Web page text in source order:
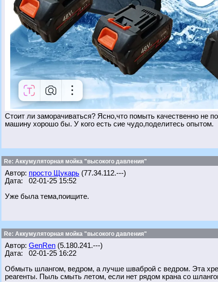
Стоит ли заморачиваться? Ясно,что помыть качественно не
машину хорошо бы. У кого есть сие чудо,поделитесь опытом.
Re: Аккумуляторная мойка "высокого давления"
Автор: просто Щукарь (77.34.112.---)
Дата: 02-01-25 15:52
Уже была тема,поищите.
Re: Аккумуляторная мойка "высокого давления"
Автор: GenRen (5.180.241.---)
Дата: 02-01-25 16:22
Обмыть шлангом, ведром, а лучше шваброй с ведром. Эта
реагенты. Пыль смыть летом, если нет рядом крана со